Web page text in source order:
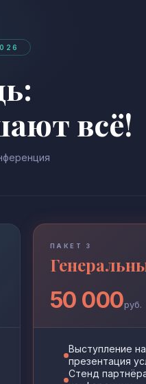
всё!
ПАКЕТ 3
50 000руб.
Выступление
презентация
Стенд